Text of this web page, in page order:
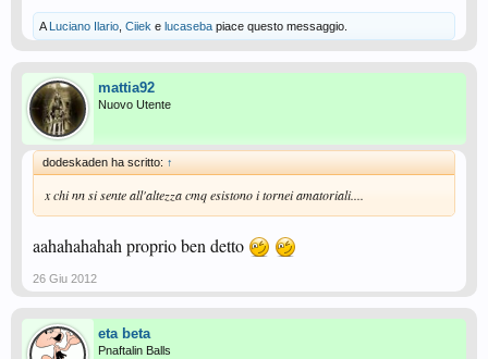
A Luciano Ilario Ciiek e lucaseba piace questo messaggio.
mattia92
Nuovo Utente
dodeskaden ha scritto: ↑
x chi nn si sente all'altezza cmq esistono i tornei amatoriali....
aahahahahah proprio ben detto
26 Giu 2012
eta beta
Pnaftalin Balls